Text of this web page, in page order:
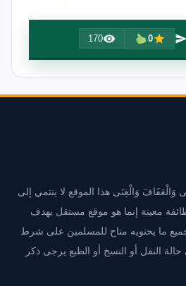
0
170
وَالْعَفَافَ وَالْغِنَى هذا الموقع لا ينتمي إلى
معينة إنما هو موقع مستقل يهدف
ما يحتويه متاح للمسلمين على شرط
النقل أو النسخ أو الطبع يرجى ذكر